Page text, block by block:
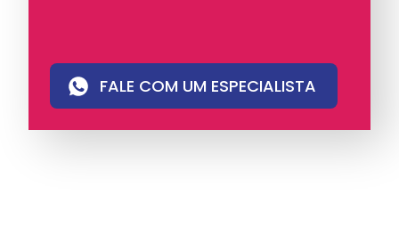
FALE COM UM ESPECIALISTA